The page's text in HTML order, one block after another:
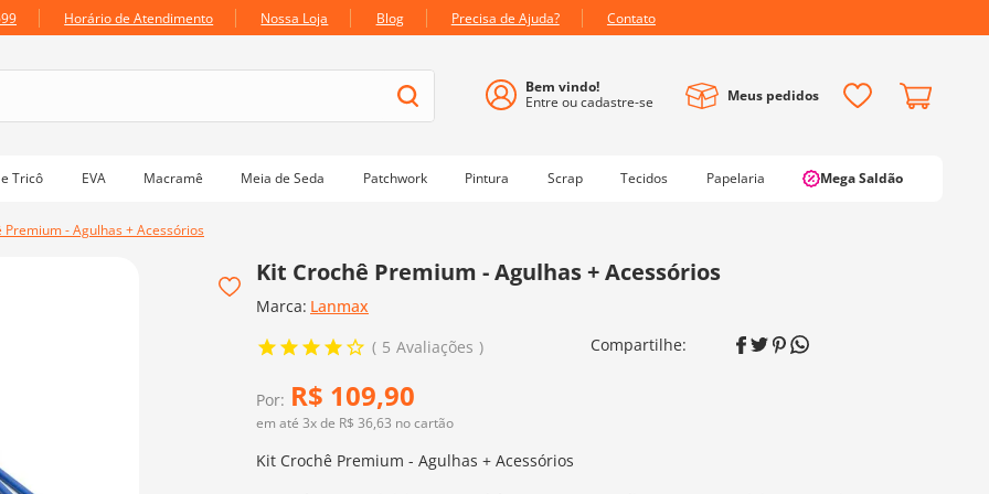
Horário de Atendimento Nossa Loja Blog Precisa de Ajuda? Contato
Meus pedidos
Tricô EVA Macramê Meia de Seda Patchwork Pintura Scrap Tecidos Papelaria Mega Saldão
Premium - Agulhas + Acessórios
Kit Crochê Premium - Agulhas + Acessórios
Marca: Lanmax
5 Avaliações
Por: R$ 109,90
em até 3x de R$ 36,63 no cartão
Kit Crochê Premium - Agulhas + Acessórios